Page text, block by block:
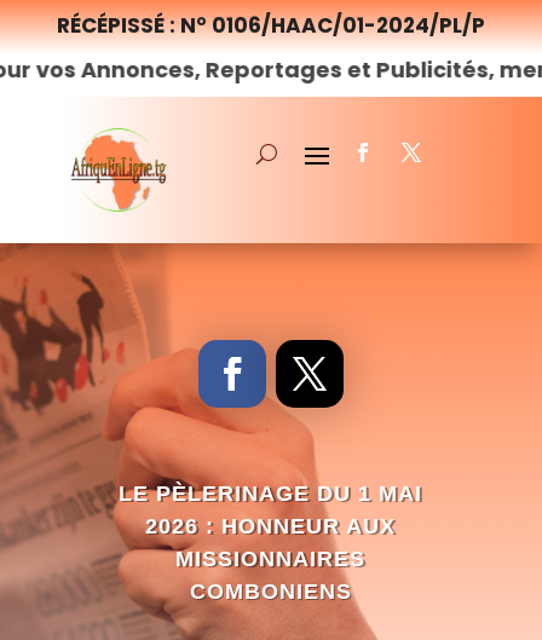
RÉCÉPISSÉ : N° 0106/HAAC/01-2024/PL/P
Reportages et Publicités, merci de
LE PÈLERINAGE DU 1 MAI
2026 : HONNEUR AUX
MISSIONNAIRES
COMBONIENS